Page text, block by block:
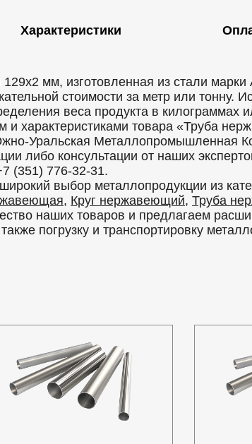
Характеристики
мм, изготовленная из стали марки
стоимости за метр или тонну.
веса продукта в килограммах
и характеристиками товара «Труба
Уральская Металлопромышленная
либо консультации от наших
(351) 776-32-31.
выбор металлопродукции из
, Круг нержавеющий, Труба
наших товаров и предлагаем
погрузку и транспортировку